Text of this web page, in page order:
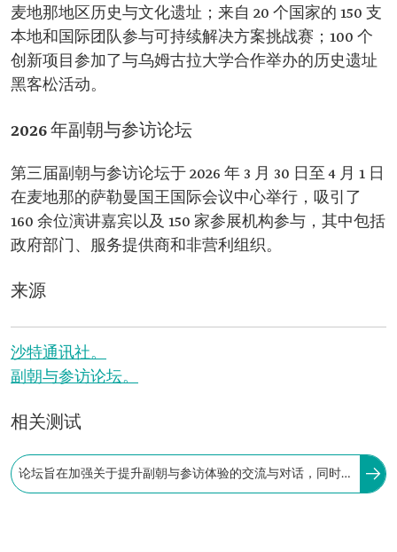
麦地那地区历史与文化遗址；来自 20 个国家的 150 支
本地和国际团队参与可持续解决方案挑战赛；100 个
创新项目参加了与乌姆古拉大学合作举办的历史遗址
黑客松活动。
2026 年副朝与参访论坛
第三届副朝与参访论坛于 2026 年 3 月 30 日至 4 月 1 日
在麦地那的萨勒曼国王国际会议中心举行，吸引了
160 余位演讲嘉宾以及 150 家参展机构参与，其中包括
政府部门、服务提供商和非营利组织。
来源
沙特通讯社。
副朝与参访论坛。
相关测试
论坛旨在加强关于提升副朝与参访体验的交流与对话，同时